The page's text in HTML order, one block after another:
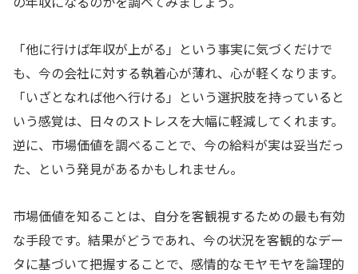
「他に行けば年収が上がる」という事実に気づくだけで
も、今の会社に対する執着心が薄れ、心が軽くなります。
「いざとなれば他へ行ける」という選択肢を持っていると
いう感覚は、日々のストレスを大幅に軽減してくれます。
逆に、市場価値を調べることで、今の給料が実は妥当だっ
た、という発見があるかもしれません。
市場価値を知ることは、自分を客観視するための最も有効
な手段です。結果がどうであれ、今の状況を客観的なデー
タに基づいて把握することで、感情的なモヤモヤを論理的